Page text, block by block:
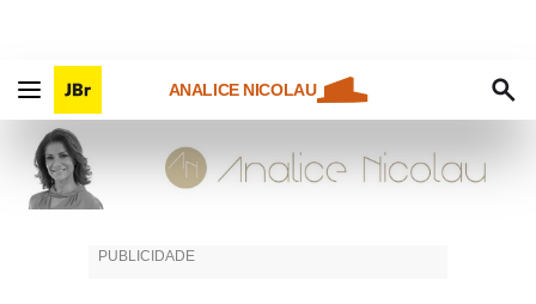
ANALICE NICOLAU